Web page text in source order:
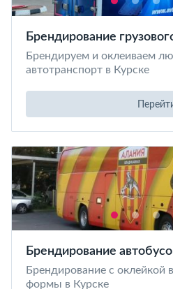
Брендирование
Брендируем и оклеиваем
автотранспорт в Курске
Брендирование
Брендирование с оклейкой
формы в Курске